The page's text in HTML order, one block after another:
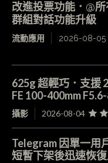
改進投票功能．@
群組對話功能升級
流動應用 2026-08-05
625g 超輕巧．支援
FE 100-400mm
攝影 2026-08-04
Telegram 因單一用
短暫下架後迅速恢